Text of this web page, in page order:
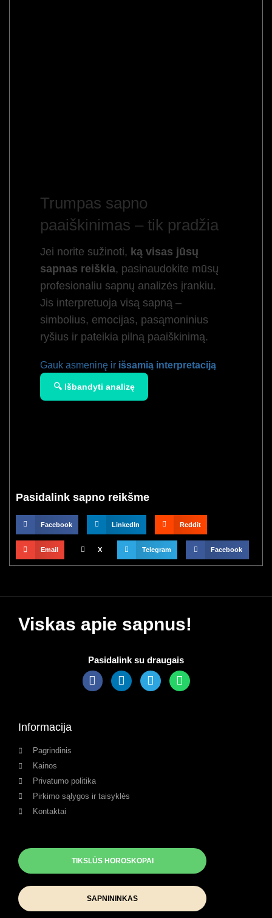
Trumpas sapno
paaiškinimas – tik pradžia
Jei norite sužinoti, ką visas jūsų
sapnas reiškia, pasinaudokite mūsų
profesionaliu sapnų analizės įrankiu.
Jis interpretuoja visą sapną –
simbolius, emocijas, pasąmoninius
ryšius ir pateikia pilną paaiškinimą.
Gauk asmeninę ir išsamią interpretaciją
🔍 Išbandyti analizę
Pasidalink sapno reikšme
Facebook LinkedIn Reddit
Email X Telegram Facebook
Viskas apie sapnus!
Pasidalink su draugais
Informacija
Pagrindinis
Kainos
Privatumo politika
Pirkimo sąlygos ir taisyklės
Kontaktai
TIKSLŪS HOROSKOPAI
SAPNININKAS